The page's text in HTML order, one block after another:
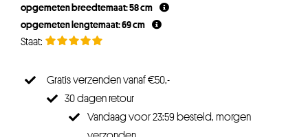
opgemeten breedtemaat: 58 cm
opgemeten lengtemaat: 69 cm
Gratis verzenden vanaf €50,-
30 dagen retour
Vandaag voor 23:59 besteld, morgen